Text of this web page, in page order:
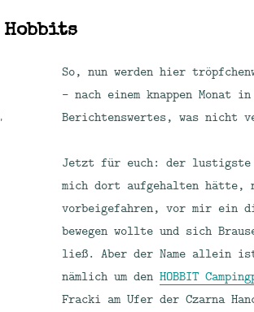
So, nun werden hier
– nach einem knappen Monat
Berichtenswertes, was nicht
Jetzt für euch: der lustigste
mich dort aufgehalten hätte,
vorbeigefahren, vor mir ein
bewegen wollte und sich
ließ. Aber der Name allein
nämlich um den HOBBIT
Fracki am Ufer der Czarna